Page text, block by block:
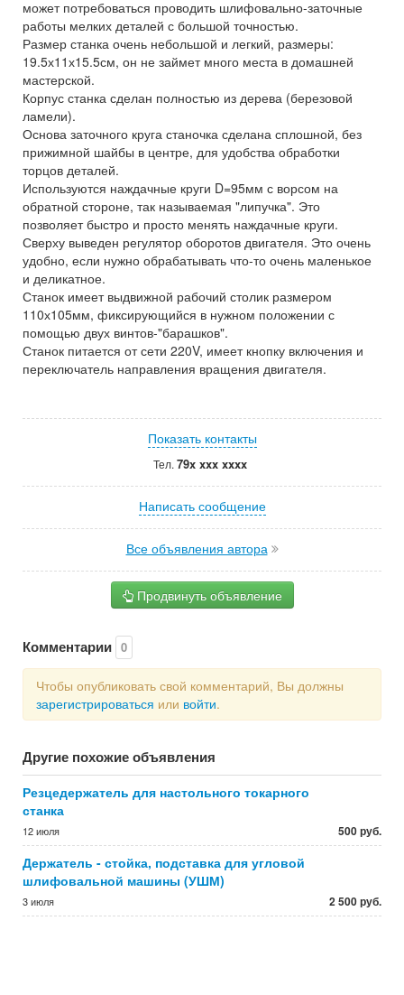
может потребоваться проводить шлифовально-заточные
работы мелких деталей с большой точностью.
Размер станка очень небольшой и легкий, размеры:
19.5х11х15.5см, он не займет много места в домашней
мастерской.
Корпус станка сделан полностью из дерева (березовой
ламели).
Основа заточного круга станочка сделана сплошной, без
прижимной шайбы в центре, для удобства обработки
торцов деталей.
Используются наждачные круги D=95мм с ворсом на
обратной стороне, так называемая "липучка". Это
позволяет быстро и просто менять наждачные круги.
Сверху выведен регулятор оборотов двигателя. Это очень
удобно, если нужно обрабатывать что-то очень маленькое
и деликатное.
Станок имеет выдвижной рабочий столик размером
110х105мм, фиксирующийся в нужном положении с
помощью двух винтов-"барашков".
Станок питается от сети 220V, имеет кнопку включения и
переключатель направления вращения двигателя.
Показать контакты
Тел. 79x xxx xxxx
Написать сообщение
Все объявления автора
Продвинуть объявление
Комментарии 0
Чтобы опубликовать свой комментарий, Вы должны
зарегистрироваться или войти.
Другие похожие объявления
Резцедержатель для настольного токарного
станка
12 июля 500 руб.
Держатель - стойка, подставка для угловой
шлифовальной машины (УШМ)
3 июля 2 500 руб.